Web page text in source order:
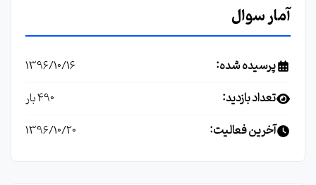
آمار سوال
پرسیده شده: 1396/10/16
تعداد بازدید: 490 بار
آخرین فعالیت: 1396/10/20